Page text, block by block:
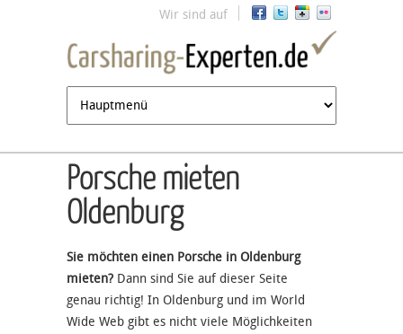
Jump to navigation
Wir sind auf
Porsche mieten
Oldenburg
Sie möchten einen Porsche in Oldenburg
mieten? Dann sind Sie auf dieser Seite
genau richtig! In Oldenburg und im World
Wide Web gibt es nicht viele Möglichkeiten